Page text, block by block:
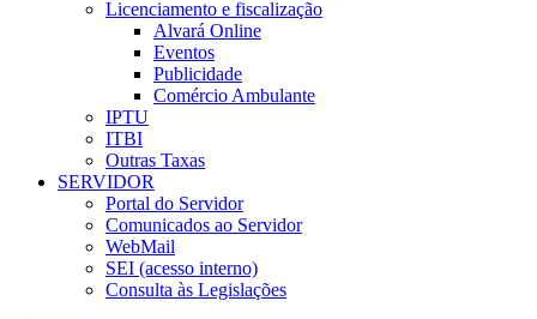
Licenciamento e fiscalização
Alvará Online
Eventos
Publicidade
Comércio Ambulante
IPTU
ITBI
Outras Taxas
SERVIDOR
Portal do Servidor
Comunicados ao Servidor
WebMail
SEI (acesso interno)
Consulta às Legislações